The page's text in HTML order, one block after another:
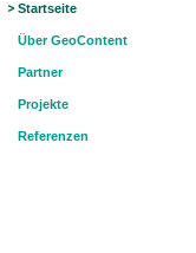
Startseite
Über GeoContent
Partner
Projekte
Referenzen